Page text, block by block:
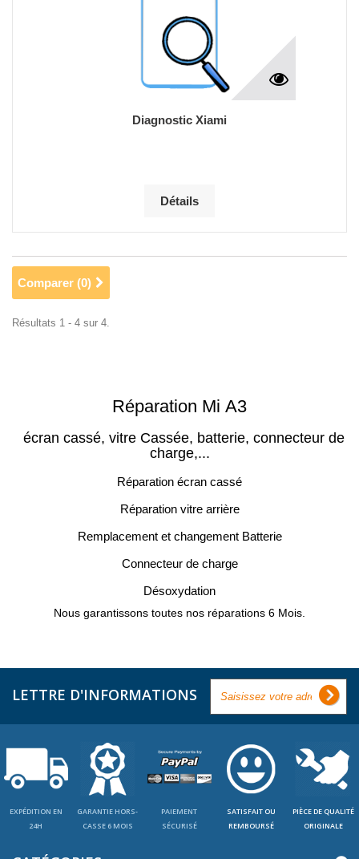
Diagnostic Xiami
Détails
Comparer (0)
Résultats 1 - 4 sur 4.
Réparation Mi A3
écran cassé, vitre Cassée, batterie, connecteur de
charge,...
Réparation écran cassé
Réparation vitre arrière
Remplacement et changement Batterie
Connecteur de charge
Désoxydation
Nous garantissons toutes nos réparations 6 Mois.
LETTRE D'INFORMATIONS
EXPÉDITION EN
24H
GARANTIE HORS-
CASSE 6 MOIS
PAIEMENT
SÉCURISÉ
SATISFAIT OU
REMBOURSÉ
PIÈCE DE QUALITÉ
ORIGINALE